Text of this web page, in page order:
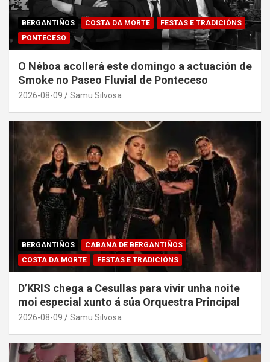
BERGANTIÑOS COSTA DA MORTE
FESTAS E TRADICIÓNS
PONTECESO
O Néboa acollerá este domingo a actuación de
Smoke no Paseo Fluvial de Ponteceso
2026-08-09 Samu Silvosa
BERGANTIÑOS
CABANA DE BERGANTIÑOS
COSTA DA MORTE
FESTAS E TRADICIÓNS
D’KRIS chega a Cesullas para vivir unha noite
moi especial xunto á súa Orquestra Principal
2026-08-09 Samu Silvosa